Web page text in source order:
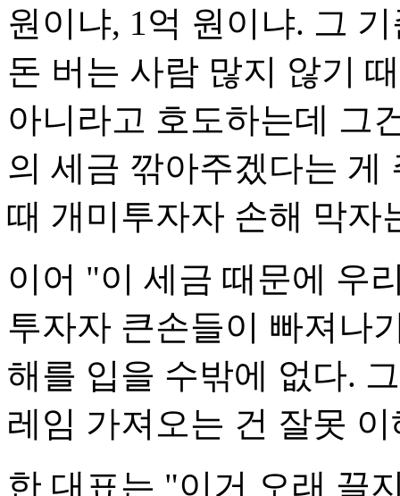
원이냐, 1억 원이냐. 그
돈 버는 사람 많지 않기
아니라고 호도하는데 그
의 세금 깎아주겠다는 게
때 개미투자자 손해 막자
이어 "이 세금 때문에 우
투자자 큰손들이 빠져나
해를 입을 수밖에 없다.
레임 가져오는 건 잘못
한 대표는 "이거 오래 끌